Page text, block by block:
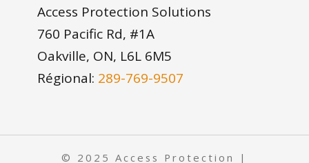
Access Protection Solutions
760 Pacific Rd, #1A
Oakville, ON, L6L 6M5
Régional: 289-769-9507
© 2025 Access Protection |